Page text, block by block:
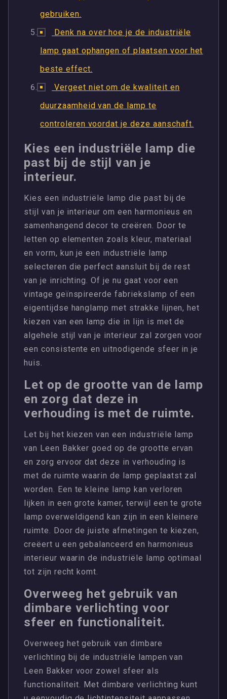
gebruiken.
Denk na over hoe je de industriële
lamp gaat ophangen of plaatsen voor het
beste effect.
Vergeet niet om de kwaliteit en
duurzaamheid van de lamp te
controleren voordat je deze aanschaft.
Kies een industriële lamp die
past bij de stijl van je
interieur.
Kies een industriële lamp die past bij de
stijl van je interieur om een harmonieus en
samenhangend decor te creëren. Door te
letten op elementen zoals kleur, materiaal
en vorm, kun je een industriële lamp
selecteren die perfect aansluit bij de rest
van je inrichting. Of je nu gaat voor een
vintage geïnspireerde fabriekslamp of een
eigentijdse hanglamp met strakke lijnen, het
kiezen van een lamp die in lijn is met de
algehele stijl van je interieur zal zorgen voor
een consistente en uitnodigende sfeer in je
huis.
Let op de grootte van de lamp
en zorg dat deze in
verhouding is met de ruimte.
Let bij het kiezen van een industriële lamp
van Leen Bakker goed op de grootte ervan
en zorg ervoor dat deze in verhouding is
met de ruimte waarin de lamp geplaatst zal
worden. Een te kleine lamp kan verloren
lijken in een grote kamer, terwijl een te grote
lamp overweldigend kan zijn in een kleinere
ruimte. Door de juiste afmetingen te kiezen,
creëert u een gebalanceerd en harmonieus
interieur waarin de industriële lamp optimaal
tot zijn recht komt.
Overweeg het gebruik van
dimbare verlichting voor
sfeer en functionaliteit.
Overweeg het gebruik van dimbare
verlichting bij de industriële lampen van
Leen Bakker voor zowel sfeer als
functionaliteit. Met dimbare verlichting kunt